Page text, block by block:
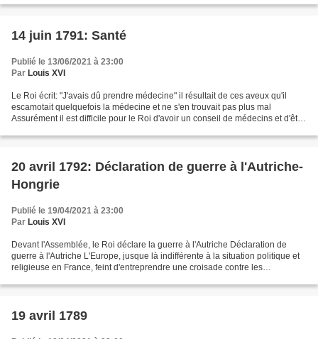
14 juin 1791: Santé
Publié le 13/06/2021 à 23:00
Par Louis XVI
Le Roi écrit: "J'avais dû prendre médecine" il résultait de ces aveux qu'il
escamotait quelquefois la médecine et ne s'en trouvait pas plus mal
Assurément il est difficile pour le Roi d'avoir un conseil de médecins et d'être
20 avril 1792: Déclaration de guerre à l'Autriche-
Hongrie
Publié le 19/04/2021 à 23:00
Par Louis XVI
Devant l'Assemblée, le Roi déclare la guerre à l'Autriche Déclaration de
guerre à l'Autriche L'Europe, jusque là indifférente à la situation politique et
religieuse en France, feint d'entreprendre une croisade contre les
19 avril 1789